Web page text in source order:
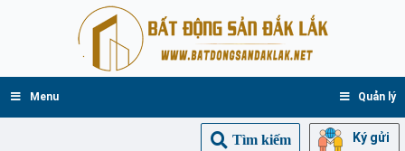
Quản lý
Menu
Ký gửi
Tìm kiếm